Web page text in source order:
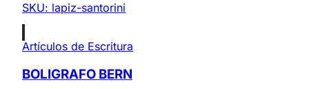
SKU: lapiz-santorini
Artículos de Escritura
BOLIGRAFO BERN